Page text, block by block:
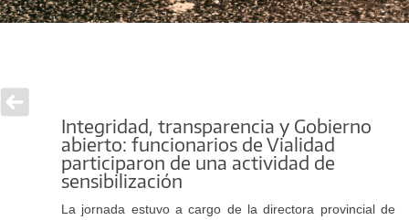
Integridad, transparencia y Gobierno
abierto: funcionarios de Vialidad
participaron de una actividad de
sensibilización
La jornada estuvo a cargo de la directora provincial de